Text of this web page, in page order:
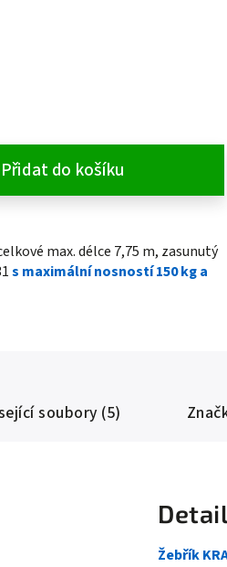
Přidat do košíku
max. délce 7,75 m, zasunutý
s maximální nosností 150 kg a
soubory (5)
Žebřík